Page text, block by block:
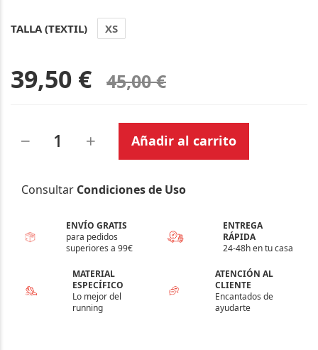
TALLA (TEXTIL) XS
39,50 € 45,00 €
Añadir al carrito
Consultar Condiciones de Uso
ENVÍO GRATIS
para pedidos
superiores a 99€
ENTREGA
RÁPIDA
24-48h en tu casa
MATERIAL
ESPECÍFICO
Lo mejor del
running
ATENCIÓN AL
CLIENTE
Encantados de
ayudarte